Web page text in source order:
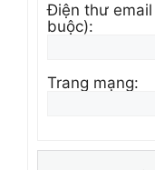
Điện thư
buộc):
Trang mạng: